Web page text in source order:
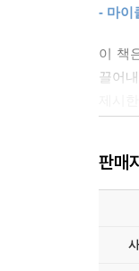
집중
우리
다이
위기
“내
- 마이
이 책
끌어
판매